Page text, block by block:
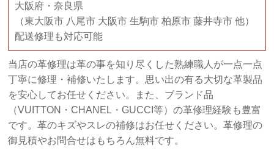
大阪府・奈良県
（東大阪市 八尾市 大阪市 生駒市 柏原市 藤井寺市 他）
配送修理も対応可能
当店の革修理は革の事を知り尽くした熟練職人が一点一点
丁寧に修理・補修いたします。思い出の有る大切な革製品
を安心してお任せください。また、ブランド品
（VUITTON・CHANEL・GUCCI等）の革修理経験も豊富
です。革のキズやスレの補修はお任せください。革修理の
御見積やお問合せはもちろん無料です。